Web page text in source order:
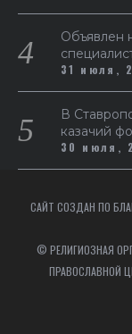
Объявлен
31 июля,
В
казачий
30 июля,
САЙТ СОЗДАН ПО
© РЕЛИГИОЗНАЯ
ПРАВОСЛАВНОЙ